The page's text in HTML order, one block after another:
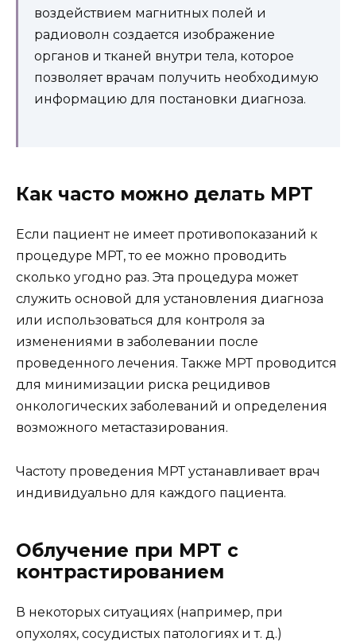
воздействием магнитных полей и
радиоволн создается изображение
органов и тканей внутри тела, которое
позволяет врачам получить необходимую
информацию для постановки диагноза.
Как часто можно делать МРТ
Если пациент не имеет противопоказаний к
процедуре МРТ, то ее можно проводить
сколько угодно раз. Эта процедура может
служить основой для установления диагноза
или использоваться для контроля за
изменениями в заболевании после
проведенного лечения. Также МРТ проводится
для минимизации риска рецидивов
онкологических заболеваний и определения
возможного метастазирования.
Частоту проведения МРТ устанавливает врач
индивидуально для каждого пациента.
Облучение при МРТ с
контрастированием
В некоторых ситуациях (например, при
опухолях, сосудистых патологиях и т. д.)